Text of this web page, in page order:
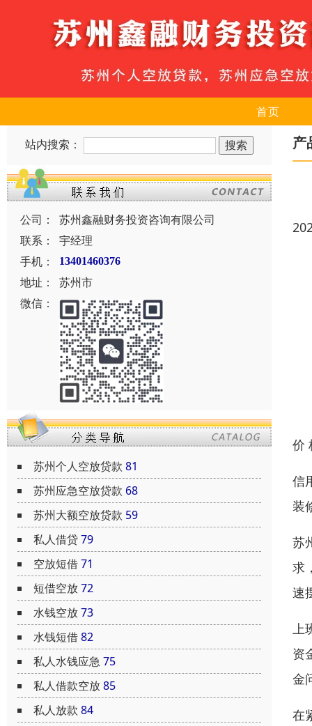
首页
站内搜索：
公司：
苏州鑫融财务投资咨询有限公司
联系：
宇经理
手机：
13401460376
地址：
苏州市
微信：
苏州个人空放贷款 81
苏州应急空放贷款 68
苏州大额空放贷款 59
私人借贷79
空放短借71
短借空放72
水钱空放73
水钱短借82
私人水钱应急75
私人借款空放85
私人放款 84
产
价
信
装
苏
求
速
上
资
金
在